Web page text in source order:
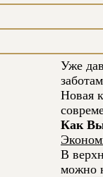
Уже
Новая
Как Вы
В
можно